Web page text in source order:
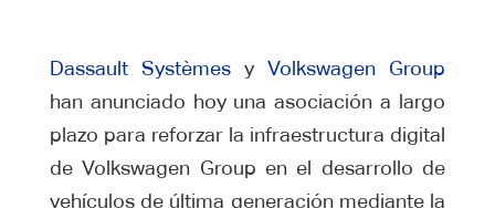
Dassault SystèmesyVolkswagen Group
han anunciado hoy una asociación a largo
plazo para reforzar la infraestructura digital
de Volkswagen Group en el desarrollo de
vehículos de última generación mediante la